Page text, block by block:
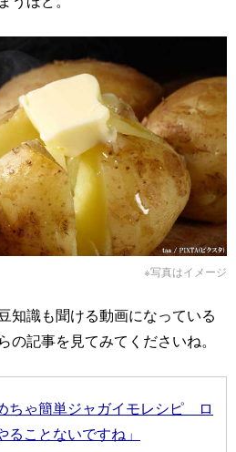
※写真はイメージ
知識も聞ける動画になっている
記事を見てみてくださいね。
ちゃ簡単ジャガイモレシピ ロ
ことないですね」